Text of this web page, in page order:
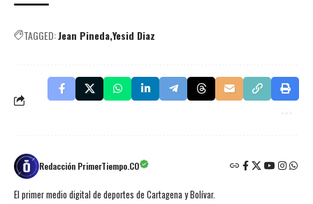
TAGGED:Jean PinedaYesid Diaz
Redacción PrimerTiempo.CO
El primer medio digital de deportes de Cartagena y Bolívar.